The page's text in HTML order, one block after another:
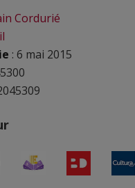
Cordurié
: 6 mai 2015